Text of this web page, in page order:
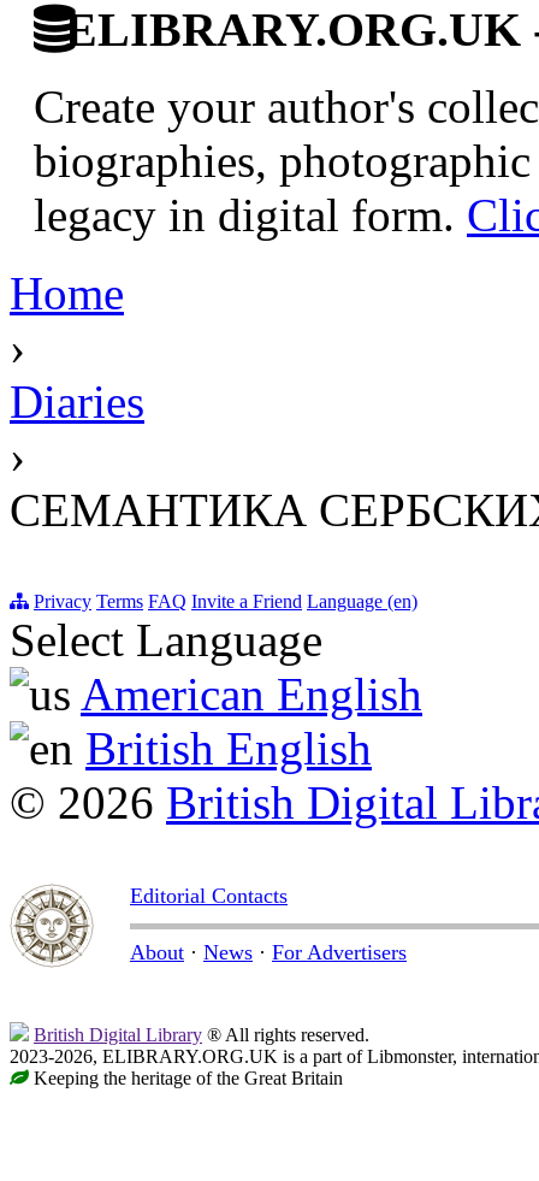
Create your author's
biographies,
legacy in digital form.
Home
›
Diaries
›
СЕМАНТИКА
Privacy Terms FAQ Invite a Friend Language (en)
Select Language
American English
British English
© 2026 British Digital
Editorial Contacts
About · News · For Advertisers
British Digital Library ® All rights reserved.
2023-2026, ELIBRARY.ORG.UK is a part of Libmonster,
Keeping the heritage of the Great Britain